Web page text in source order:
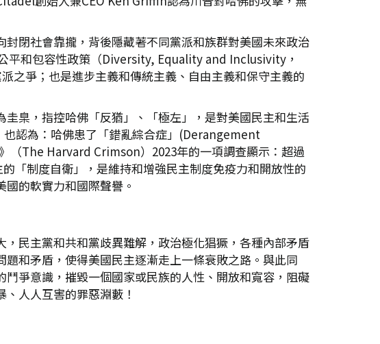
閉社會靠攏，背後隱藏著不同黨派和族群對美國未來政治
平和包容性政策（Diversity, Equality and Inclusivity，
之爭；也是進步主義和傳統主義、自由主義和保守主義的
臬，指控哈佛「反猶」、「極左」，是對美國民主和生活
認為：哈佛患了「錯亂綜合症」(Derangement
（The Harvard Crimson）2023年的一項調查顯示：超過
「制度自衛」，是維持和增強民主制度免疫力和開放性的
的軟實力和國際聲譽。
民主黨和共和黨歧異難解，政治極化猖獗，各種內部矛盾
和矛盾，使得美國民主逐漸走上一條衰敗之路。與此同
爭意識，摧毀一個國家或民族的人性、開放和寬容，阻礙
人人互害的罪惡淵藪！